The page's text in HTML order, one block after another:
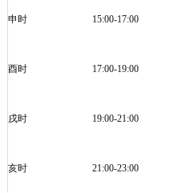
申时 15:00-17:00
酉时 17:00-19:00
戌时 19:00-21:00
亥时 21:00-23:00